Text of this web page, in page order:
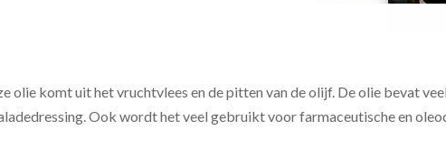
olie komt uit het vruchtvlees en de pitten van de olijf. De olie bevat
Ook wordt het veel gebruikt voor farmaceutische en